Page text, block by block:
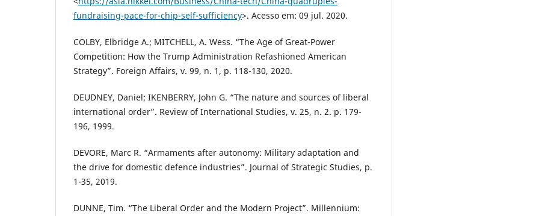
fundraising-pace-for-chip-self-sufficiency>. Acesso em: 09 jul. 2020.
COLBY, Elbridge A.; MITCHELL, A. Wess. “The Age of Great-Power
Competition: How the Trump Administration Refashioned American
Strategy”. Foreign Affairs, v. 99, n. 1, p. 118-130, 2020.
DEUDNEY, Daniel; IKENBERRY, John G. “The nature and sources of liberal
international order”. Review of International Studies, v. 25, n. 2. p. 179-
196, 1999.
DEVORE, Marc R. “Armaments after autonomy: Military adaptation and
the drive for domestic defence industries”. Journal of Strategic Studies, p.
1-35, 2019.
DUNNE, Tim. “The Liberal Order and the Modern Project”. Millennium: